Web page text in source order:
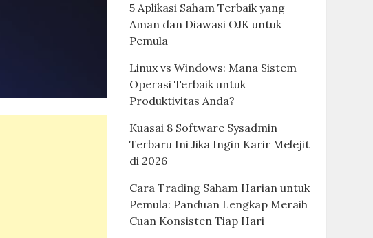
5 Aplikasi Saham Terbaik yang
Aman dan Diawasi OJK untuk
Pemula
Linux vs Windows: Mana Sistem
Operasi Terbaik untuk
Produktivitas Anda?
Kuasai 8 Software Sysadmin
Terbaru Ini Jika Ingin Karir Melejit
di 2026
Cara Trading Saham Harian untuk
Pemula: Panduan Lengkap Meraih
Cuan Konsisten Tiap Hari